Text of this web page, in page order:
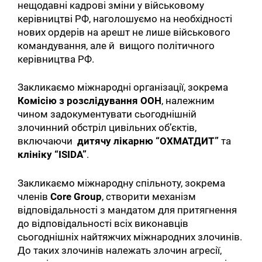
нещодавні кадрові зміни у військовому
керівництві РФ, наголошуємо на необхідності
нових ордерів на арешт не лише військового
командування, але й вищого політичного
керівництва РФ.
Закликаємо міжнародні організації, зокрема
Комісію з розслідування ООН, належним
чином задокументувати сьогоднішній
злочинний обстріл цивільних об’єктів,
включаючидитячу лікарню “ОХМАТДИТ” та
клініку “ISIDA”.
Закликаємо міжнародну спільноту, зокрема
членівCore Group, створити механізм
відповідальності з мандатом для притягнення
до відповідальності всіх виконавців
сьогоднішніх найтяжчих міжнародних злочинів.
До таких злочинів належать злочин агресії,